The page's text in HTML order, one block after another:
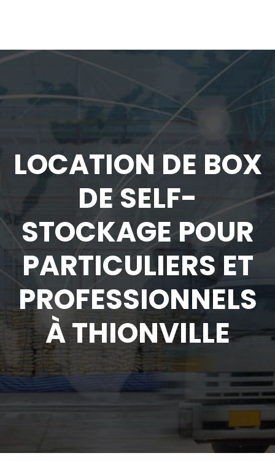
LOCATION DE BOX
DE SELF-
STOCKAGE POUR
PARTICULIERS ET
PROFESSIONNELS
À THIONVILLE